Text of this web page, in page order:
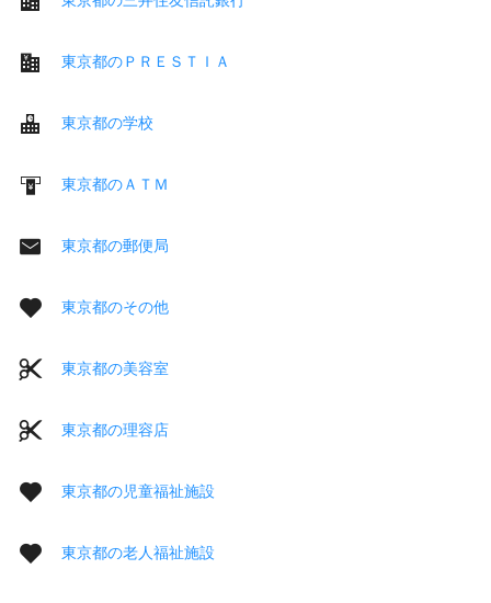
東京都のＰＲＥＳＴＩＡ
東京都の学校
東京都のＡＴＭ
東京都の郵便局
東京都のその他
東京都の美容室
東京都の理容店
東京都の児童福祉施設
東京都の老人福祉施設